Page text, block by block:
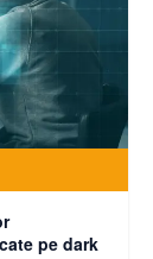
pe dark